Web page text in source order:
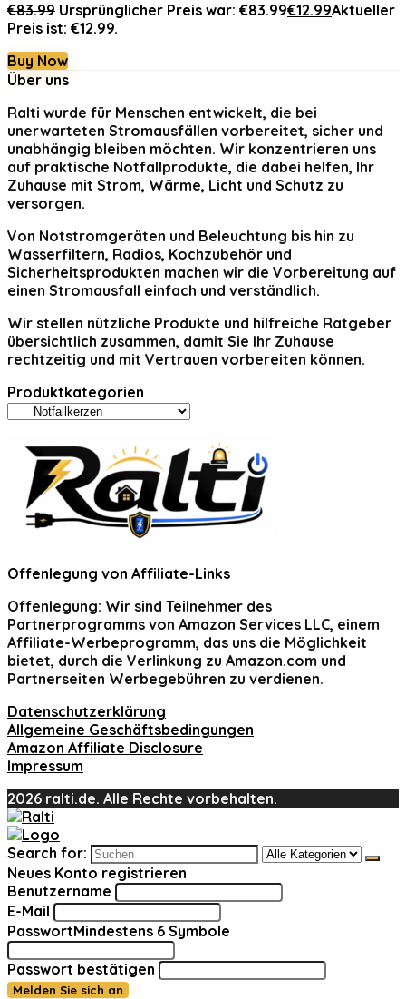
€83.99 Ursprünglicher Preis war: €83.99€12.99Aktueller
Preis ist: €12.99.
Buy Now
Über uns
Ralti wurde für Menschen entwickelt, die bei
unerwarteten Stromausfällen vorbereitet, sicher und
unabhängig bleiben möchten. Wir konzentrieren uns
auf praktische Notfallprodukte, die dabei helfen, Ihr
Zuhause mit Strom, Wärme, Licht und Schutz zu
versorgen.
Von Notstromgeräten und Beleuchtung bis hin zu
Wasserfiltern, Radios, Kochzubehör und
Sicherheitsprodukten machen wir die Vorbereitung auf
einen Stromausfall einfach und verständlich.
Wir stellen nützliche Produkte und hilfreiche Ratgeber
übersichtlich zusammen, damit Sie Ihr Zuhause
rechtzeitig und mit Vertrauen vorbereiten können.
Produktkategorien
Offenlegung von Affiliate-Links
Offenlegung: Wir sind Teilnehmer des
Partnerprogramms von Amazon Services LLC, einem
Affiliate-Werbeprogramm, das uns die Möglichkeit
bietet, durch die Verlinkung zu Amazon.com und
Partnerseiten Werbegebühren zu verdienen.
Datenschutzerklärung
Allgemeine Geschäftsbedingungen
Amazon Affiliate Disclosure
Impressum
2026 ralti.de. Alle Rechte vorbehalten.
Search for:
Neues Konto registrieren
Benutzername
E-Mail
PasswortMindestens 6 Symbole
Passwort bestätigen
Melden Sie sich an